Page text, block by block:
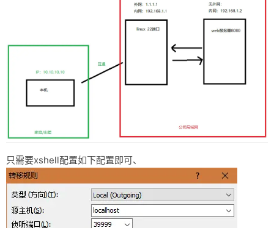
只需要xshell配置如下配置即可、